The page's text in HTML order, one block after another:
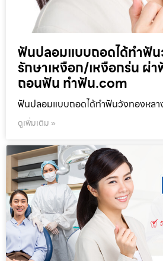
ฟันปลอมแบบถอดได้ทำฟั
รักษาเหงือก/เหงือกร่น ผ่
ถอนฟัน ทำฟัน.com
ฟันปลอมแบบถอดได้ทำฟันวังทองหลา
ดูเพิ่มเติม »